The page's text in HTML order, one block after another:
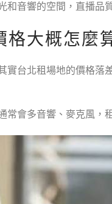
和音響的空間，直播品
格大概怎麼
實台北租場地的價格落
常會多音響、麥克風，